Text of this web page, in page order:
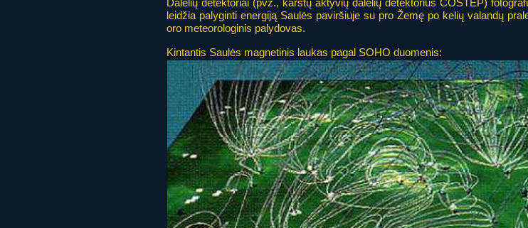
Dalelių detektoriai (pvz., karštų aktyvių dalelių detektorius COSTEP)
leidžia palyginti energiją Saulės paviršiuje su pro Žemę po kelių valandų
oro meteorologinis palydovas.
Kintantis Saulės magnetinis laukas pagal SOHO duomenis: